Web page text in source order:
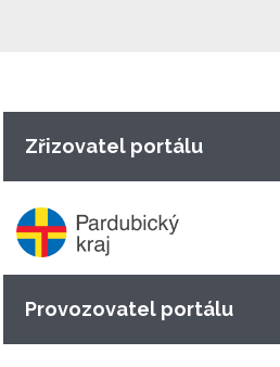
Zřizovatel portálu
Provozovatel portálu